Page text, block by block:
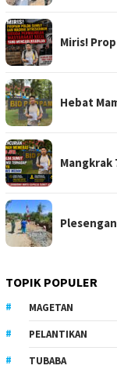
Miris!
Hebat
Mangkrak
TOPIK POPULER
MAGETAN
PELANTIKAN
TUBABA